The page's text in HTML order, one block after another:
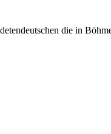
die in